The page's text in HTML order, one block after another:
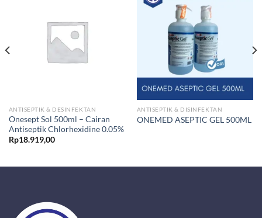
ANTISEPTIK & DESINFEKTAN
Onesept Sol 500ml – Cairan
Antiseptik Chlorhexidine 0.05%
Rp18.919,00
ANTISEPTIK & DISINFEKTAN
ONEMED ASEPTIC GEL 500ML